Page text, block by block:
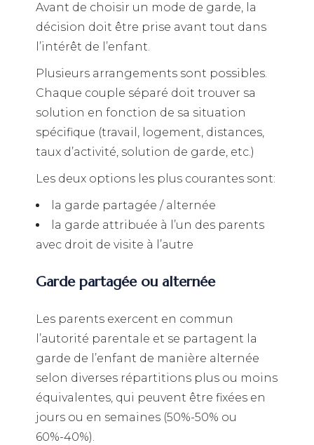
Avant de choisir un mode de garde, la
décision doit être prise avant tout dans
l’intérêt de l’enfant.
Plusieurs arrangements sont possibles.
Chaque couple séparé doit trouver sa
solution en fonction de sa situation
spécifique (travail, logement, distances,
taux d’activité, solution de garde, etc.)
Les deux options les plus courantes sont:
la garde partagée / alternée
la garde attribuée à l’un des parents
avec droit de visite à l’autre
Garde partagée ou alternée
Les parents exercent en commun
l’autorité parentale et se partagent la
garde de l’enfant de manière alternée
selon diverses répartitions plus ou moins
équivalentes, qui peuvent être fixées en
jours ou en semaines (50%-50% ou
60%-40%).